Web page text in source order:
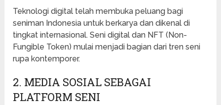
Teknologi digital telah membuka peluang bagi
seniman Indonesia untuk berkarya dan dikenal di
tingkat internasional. Seni digital dan NFT (Non-
Fungible Token) mulai menjadi bagian dari tren seni
rupa kontemporer.
2. MEDIA SOSIAL SEBAGAI
PLATFORM SENI